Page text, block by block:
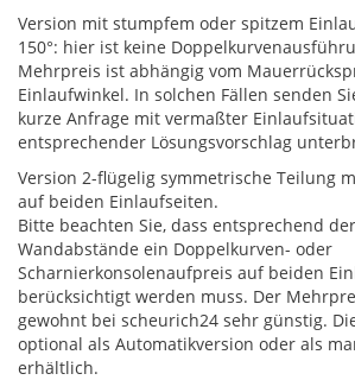
Version mit stumpfem oder spitzem
150°: hier ist keine
Mehrpreis ist abhängig vom
Einlaufwinkel. In solchen Fällen senden
kurze Anfrage mit vermaßter
entsprechender Lösungsvorschlag
Version 2-flügelig symmetrische Teilung
auf beiden Einlaufseiten.
Bitte beachten Sie, dass entsprechend
Wandabstände ein Doppelkurven- oder
Scharnierkonsolenaufpreis auf beiden
berücksichtigt werden muss. Der
gewohnt bei scheurich24 sehr günstig.
optional als Automatikversion oder als
erhältlich.